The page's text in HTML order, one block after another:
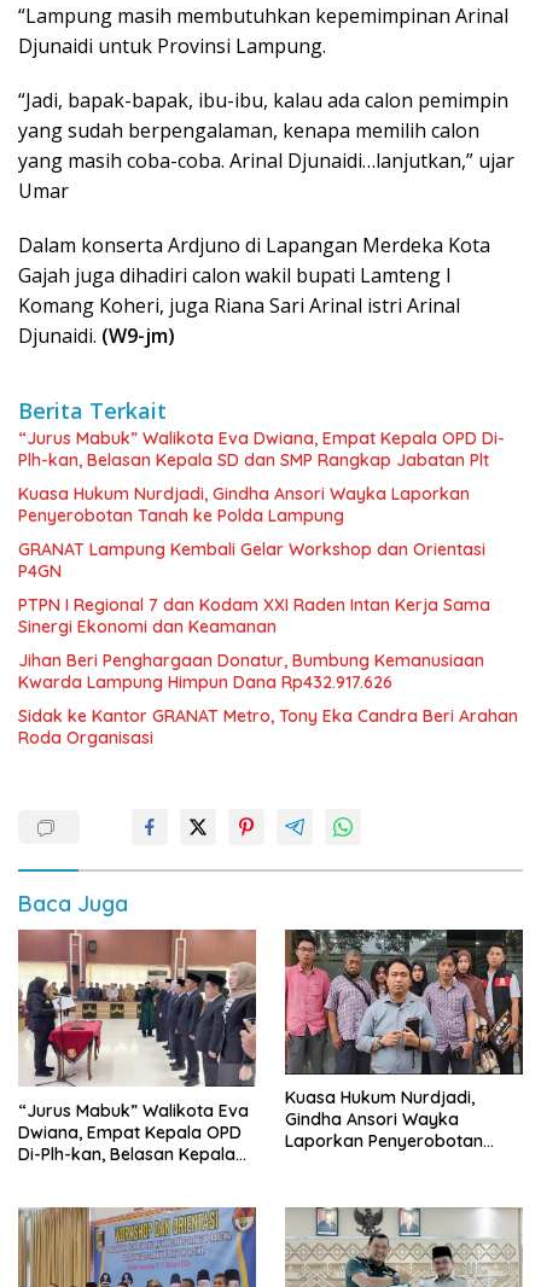
“Lampung masih membutuhkan kepemimpinan Arinal
Djunaidi untuk Provinsi Lampung.
“Jadi, bapak-bapak, ibu-ibu, kalau ada calon pemimpin
yang sudah berpengalaman, kenapa memilih calon
yang masih coba-coba. Arinal Djunaidi…lanjutkan,” ujar
Umar
Dalam konserta Ardjuno di Lapangan Merdeka Kota
Gajah juga dihadiri calon wakil bupati Lamteng I
Komang Koheri, juga Riana Sari Arinal istri Arinal
Djunaidi. (W9-jm)
Berita Terkait
“Jurus Mabuk” Walikota Eva Dwiana, Empat Kepala OPD Di-
Plh-kan, Belasan Kepala SD dan SMP Rangkap Jabatan Plt
Kuasa Hukum Nurdjadi, Gindha Ansori Wayka Laporkan
Penyerobotan Tanah ke Polda Lampung
GRANAT Lampung Kembali Gelar Workshop dan Orientasi
P4GN
PTPN I Regional 7 dan Kodam XXI Raden Intan Kerja Sama
Sinergi Ekonomi dan Keamanan
Jihan Beri Penghargaan Donatur, Bumbung Kemanusiaan
Kwarda Lampung Himpun Dana Rp432.917.626
‎Sidak ke Kantor GRANAT Metro, Tony Eka Candra Beri Arahan
Roda Organisasi
Baca Juga
“Jurus Mabuk” Walikota Eva
Dwiana, Empat Kepala OPD
Di-Plh-kan, Belasan Kepala
Kuasa Hukum Nurdjadi,
Gindha Ansori Wayka
Laporkan Penyerobotan